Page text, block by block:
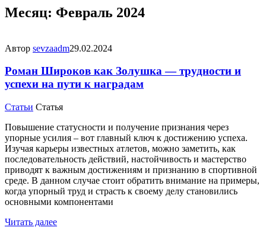
Месяц: Февраль 2024
Автор sevzaadm29.02.2024
Роман Широков как Золушка — трудности и
успехи на пути к наградам
Статьи Статья
Повышение статусности и получение признания через
упорные усилия – вот главный ключ к достижению успеха.
Изучая карьеры известных атлетов, можно заметить, как
последовательность действий, настойчивость и мастерство
приводят к важным достижениям и признанию в спортивной
среде. В данном случае стоит обратить внимание на примеры,
когда упорный труд и страсть к своему делу становились
основными компонентами
Читать далее